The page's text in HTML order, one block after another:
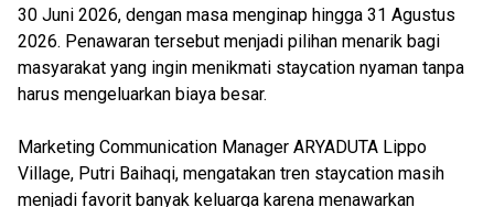
30 Juni 2026, dengan masa menginap hingga 31 Agustus
2026. Penawaran tersebut menjadi pilihan menarik bagi
masyarakat yang ingin menikmati staycation nyaman tanpa
harus mengeluarkan biaya besar.
Marketing Communication Manager ARYADUTA Lippo
Village, Putri Baihaqi, mengatakan tren staycation masih
menjadi favorit banyak keluarga karena menawarkan